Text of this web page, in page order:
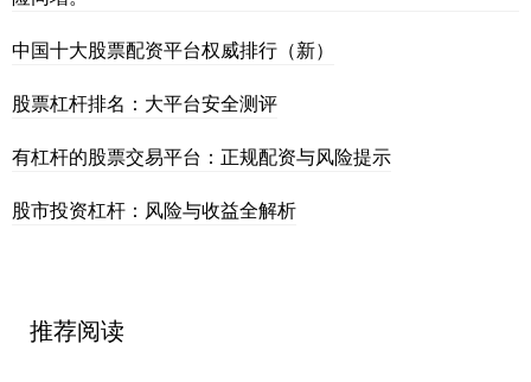
中国十大股票配资平台权威排行（新）
股票杠杆排名：大平台安全测评
有杠杆的股票交易平台：正规配资与风险提示
股市投资杠杆：风险与收益全解析
推荐阅读